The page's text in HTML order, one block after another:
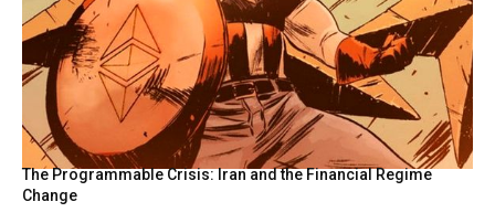
The Programmable Crisis: Iran and the Financial Regime
Change